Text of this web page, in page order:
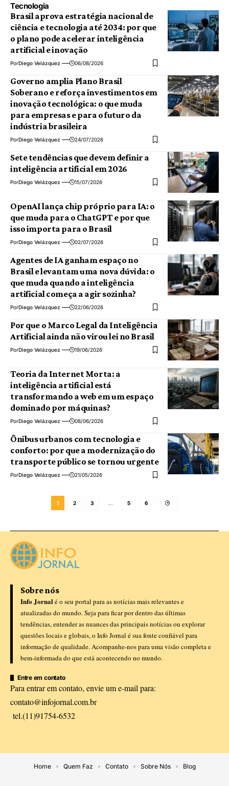
Tecnologia
Brasil aprova estratégia nacional de
ciência e tecnologia até 2034: por que
o plano pode acelerar inteligência
artificial e inovação
PorDiego Velázquez 06/08/2026
Governo amplia Plano Brasil
Soberano e reforça investimentos em
inovação tecnológica: o que muda
para empresas e para o futuro da
indústria brasileira
PorDiego Velázquez 24/07/2026
Sete tendências que devem definir a
inteligência artificial em 2026
PorDiego Velázquez 15/07/2026
OpenAI lança chip próprio para IA: o
que muda para o ChatGPT e por que
isso importa para o Brasil
PorDiego Velázquez 02/07/2026
Agentes de IA ganham espaço no
Brasil e levantam uma nova dúvida: o
que muda quando a inteligência
artificial começa a agir sozinha?
PorDiego Velázquez 22/06/2026
Por que o Marco Legal da Inteligência
Artificial ainda não virou lei no Brasil
PorDiego Velázquez 19/06/2026
Teoria da Internet Morta: a
inteligência artificial está
transformando a web em um espaço
dominado por máquinas?
PorDiego Velázquez 08/06/2026
Ônibus urbanos com tecnologia e
conforto: por que a modernização do
transporte público se tornou urgente
PorDiego Velázquez 21/05/2026
1 2 3 … 5 6
Sobre nós
Info Jornalé o seu portal para as notícias mais relevantes e
atualizadas do mundo. Seja para ficar por dentro das últimas
tendências, entender as nuances das principais notícias ou explorar
questões locais e globais, o Info Jornal é sua fonte confiável para
informação de qualidade. Acompanhe-nos para uma visão completa e
bem-informada do que está acontecendo no mundo.
Entre em contato
Para entrar em contato, envie um e-mail para:
contato@infojornal.com.br
tel.(11)91754-6532
Home Quem Faz Contato Sobre Nós Blog